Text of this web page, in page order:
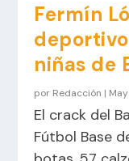
Fermín
niñas de
por Redacción |
El crack del
Fútbol Base